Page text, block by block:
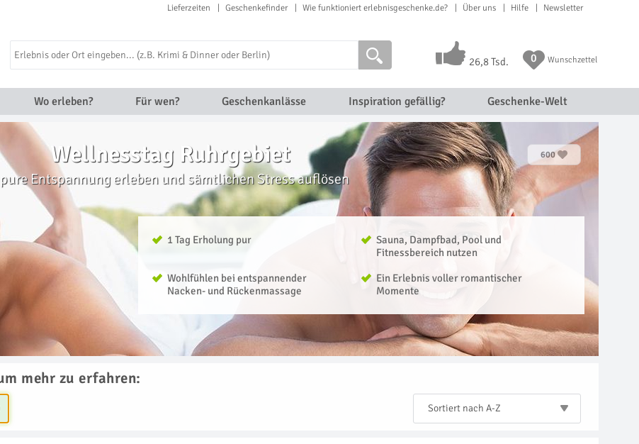
Lieferzeiten Geschenkefinder Wie funktioniert erlebnisgeschenke.de? Über uns Hilfe Newsletter
26,8 Tsd. 0 Wunschzettel
Wo erleben? Für wen? Geschenkanlässe Inspiration gefällig? Geschenke-Welt
Wellnesstag Ruhrgebiet 600
Entspannung erleben und sämtlichen Stress auflösen
1 Tag Erholung pur
Sauna, Dampfbad, Pool und
Fitnessbereich nutzen
Wohlfühlen bei entspannender
Nacken- und Rückenmassage
Ein Erlebnis voller romantischer
Momente
mehr zu erfahren:
Sortiert nach A-Z